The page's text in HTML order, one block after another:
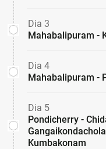
Dia 3
Mahabalipuram -
Dia 4
Mahabalipuram -
Dia 5
Pondicherry -
Kumbakonam